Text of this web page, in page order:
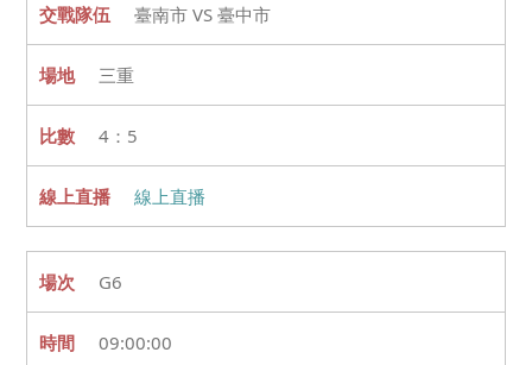
臺南市 VS 臺中市
三重
4：5
線上直播
G6
09:00:00